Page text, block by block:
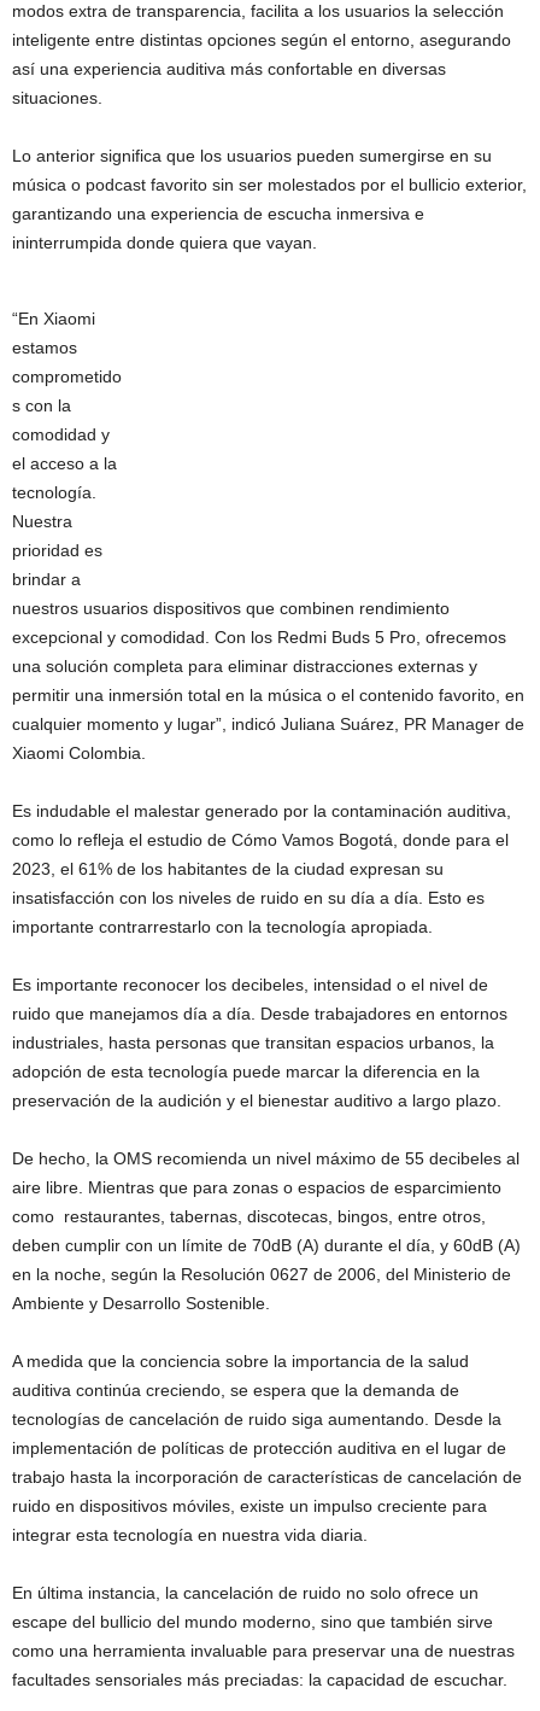
modos extra de transparencia, facilita a los usuarios la selección
inteligente entre distintas opciones según el entorno, asegurando
así una experiencia auditiva más confortable en diversas
situaciones.
Lo anterior significa que los usuarios pueden sumergirse en su
música o podcast favorito sin ser molestados por el bullicio exterior,
garantizando una experiencia de escucha inmersiva e
ininterrumpida donde quiera que vayan.
“En Xiaomi
estamos
comprometido
s con la
comodidad y
el acceso a la
tecnología.
Nuestra
prioridad es
brindar a
nuestros usuarios dispositivos que combinen rendimiento
excepcional y comodidad. Con los Redmi Buds 5 Pro, ofrecemos
una solución completa para eliminar distracciones externas y
permitir una inmersión total en la música o el contenido favorito, en
cualquier momento y lugar”, indicó Juliana Suárez, PR Manager de
Xiaomi Colombia.
Es indudable el malestar generado por la contaminación auditiva,
como lo refleja el estudio de Cómo Vamos Bogotá, donde para el
2023, el 61% de los habitantes de la ciudad expresan su
insatisfacción con los niveles de ruido en su día a día. Esto es
importante contrarrestarlo con la tecnología apropiada.
Es importante reconocer los decibeles, intensidad o el nivel de
ruido que manejamos día a día. Desde trabajadores en entornos
industriales, hasta personas que transitan espacios urbanos, la
adopción de esta tecnología puede marcar la diferencia en la
preservación de la audición y el bienestar auditivo a largo plazo.
De hecho, la OMS recomienda un nivel máximo de 55 decibeles al
aire libre. Mientras que para zonas o espacios de esparcimiento
como restaurantes, tabernas, discotecas, bingos, entre otros,
deben cumplir con un límite de 70dB (A) durante el día, y 60dB (A)
en la noche, según la Resolución 0627 de 2006, del Ministerio de
Ambiente y Desarrollo Sostenible.
A medida que la conciencia sobre la importancia de la salud
auditiva continúa creciendo, se espera que la demanda de
tecnologías de cancelación de ruido siga aumentando. Desde la
implementación de políticas de protección auditiva en el lugar de
trabajo hasta la incorporación de características de cancelación de
ruido en dispositivos móviles, existe un impulso creciente para
integrar esta tecnología en nuestra vida diaria.
En última instancia, la cancelación de ruido no solo ofrece un
escape del bullicio del mundo moderno, sino que también sirve
como una herramienta invaluable para preservar una de nuestras
facultades sensoriales más preciadas: la capacidad de escuchar.